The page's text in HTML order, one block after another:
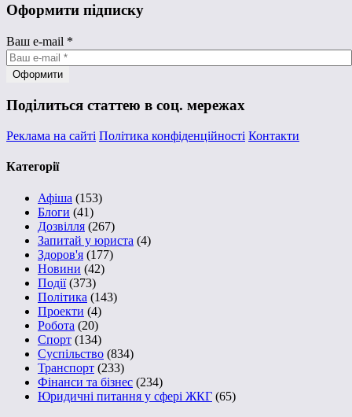
Оформити підписку
Ваш e-mail *
Поділиться статтею в соц. мережах
Реклама на сайті Політика конфіденційності Контакти
Категорії
Афіша (153)
Блоги (41)
Дозвілля (267)
Запитай у юриста (4)
Здоров'я (177)
Новини (42)
Події(373)
Політика (143)
Проекти (4)
Робота (20)
Спорт (134)
Суспільство (834)
Транспорт (233)
Фінанси та бізнес (234)
Юридичні питання у сфері ЖКГ (65)